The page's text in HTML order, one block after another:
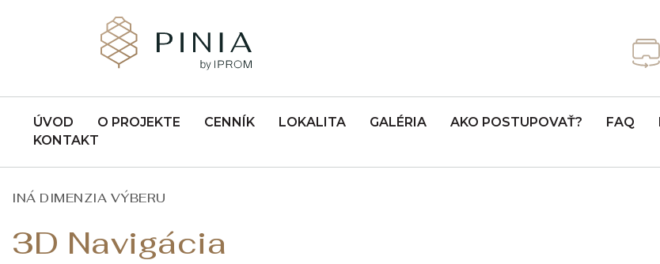
ÚVOD O PROJEKTE CENNÍK LOKALITA GALÉRIA AKO POSTUPOVAŤ? FAQ
KONTAKT
INÁ DIMENZIA VÝBERU
3D Navigácia